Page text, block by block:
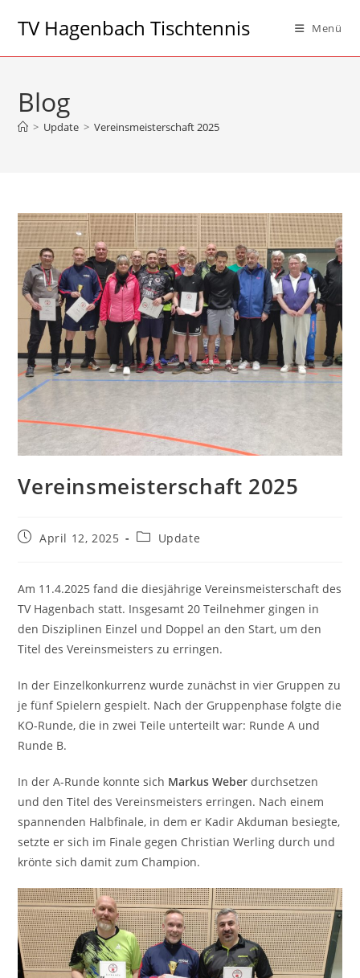
InhaltTV Hagenbach Tischtennis Menü
Blog
> Update > Vereinsmeisterschaft 2025
Vereinsmeisterschaft 2025
BeitragApril 12, 2025
Beitrags-
Update
Am 11.4.2025 fand die diesjährige Vereinsmeisterschaft des
TV Hagenbach statt. Insgesamt 20 Teilnehmer gingen in
den Disziplinen Einzel und Doppel an den Start, um den
Titel des Vereinsmeisters zu erringen.
In der Einzelkonkurrenz wurde zunächst in vier Gruppen zu
je fünf Spielern gespielt. Nach der Gruppenphase folgte die
KO-Runde, die in zwei Teile unterteilt war: Runde A und
Runde B.
In der A-Runde konnte sich Markus Weber durchsetzen
und den Titel des Vereinsmeisters erringen. Nach einem
spannenden Halbfinale, in dem er Kadir Akduman besiegte,
setzte er sich im Finale gegen Christian Werling durch und
krönte sich damit zum Champion.